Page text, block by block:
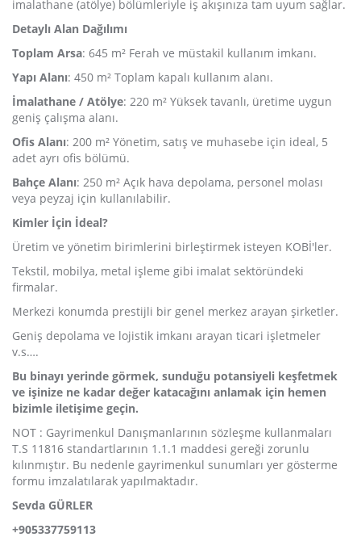
imalathane (atölye) bölümleriyle iş akışınıza tam uyum sağlar.
Detaylı Alan Dağılımı
Toplam Arsa: 645 m² Ferah ve müstakil kullanım imkanı.
Yapı Alanı: 450 m² Toplam kapalı kullanım alanı.
İmalathane / Atölye: 220 m² Yüksek tavanlı, üretime uygun
geniş çalışma alanı.
Ofis Alanı: 200 m² Yönetim, satış ve muhasebe için ideal, 5
adet ayrı ofis bölümü.
Bahçe Alanı: 250 m² Açık hava depolama, personel molası
veya peyzaj için kullanılabilir.
Kimler İçin İdeal?
Üretim ve yönetim birimlerini birleştirmek isteyen KOBİ'ler.
Tekstil, mobilya, metal işleme gibi imalat sektöründeki
firmalar.
Merkezi konumda prestijli bir genel merkez arayan şirketler.
Geniş depolama ve lojistik imkanı arayan ticari işletmeler
v.s….
Bu binayı yerinde görmek, sunduğu potansiyeli keşfetmek
ve işinize ne kadar değer katacağını anlamak için hemen
bizimle iletişime geçin.
NOT : Gayrimenkul Danışmanlarının sözleşme kullanmaları
T.S 11816 standartlarının 1.1.1 maddesi gereği zorunlu
kılınmıştır. Bu nedenle gayrimenkul sunumları yer gösterme
formu imzalatılarak yapılmaktadır.
Sevda GÜRLER
+905337759113